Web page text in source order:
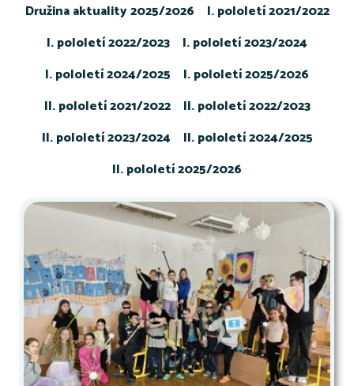
Družina aktuality 2025/2026
I. pololetí 2021/2022
I. pololetí 2022/2023
I. pololetí 2023/2024
I. pololetí 2024/2025
I. pololetí 2025/2026
II. pololetí 2021/2022
II. pololetí 2022/2023
II. pololetí 2023/2024
II. pololetí 2024/2025
II. pololetí 2025/2026